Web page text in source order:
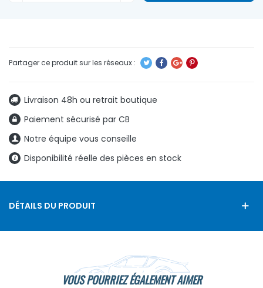
Livraison 48h ou retrait boutique
Paiement sécurisé par CB
Notre équipe vous conseille
Disponibilité réelle des pièces en stock
DÉTAILS DU PRODUIT
VOUS POURRIEZ ÉGALEMENT AIMER